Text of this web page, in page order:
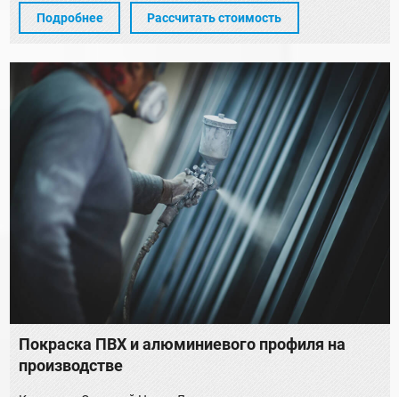
Подробнее Рассчитать стоимость
Покраска ПВХ и алюминиевого профиля на
производстве